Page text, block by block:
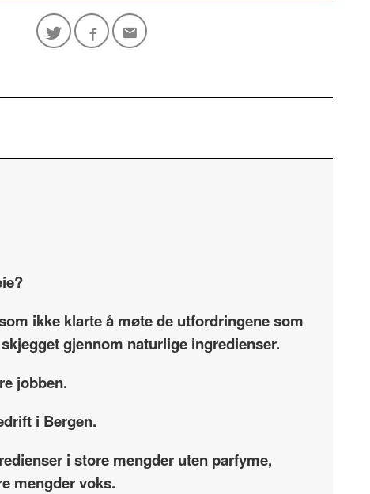
ikke klarte å møte de utfordringene som
gjennom naturlige ingredienser.
jobben.
i Bergen.
i store mengder uten parfyme,
mengder voks.